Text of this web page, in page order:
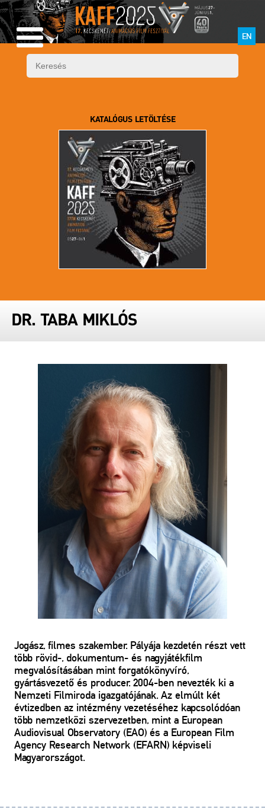
EN
KATALÓGUS LETÖLTÉSE
DR. TABA MIKLÓS
Jogász, filmes szakember. Pályája kezdetén részt vett
több rövid-, dokumentum- és nagyjátékfilm
megvalósításában mint forgatókönyvíró,
gyártásvezető és producer. 2004-ben nevezték ki a
Nemzeti Filmiroda igazgatójának. Az elmúlt két
évtizedben az intézmény vezetéséhez kapcsolódóan
több nemzetközi szervezetben, mint a European
Audiovisual Observatory (EAO) és a European Film
Agency Research Network (EFARN) képviseli
Magyarországot.